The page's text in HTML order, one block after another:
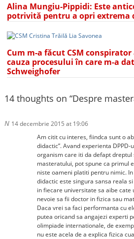
Alina Mungiu-Pippidi: Este
potrivită pentru a opri extrema
Cum m-a făcut CSM
cauza procesului în care m-a
Schweighofer
14 thoughts on “Despre
N 14 decembrie 2015 at 19:06
Am citit cu interes, fiindca sunt o
didactic”. Avand experienta
organism care iti da defapt dreptul
masteratului, pot spune ca primul
niste oameni platiti pentru nimic.
didactic este singura sansa reala
in fiecare universitate sa aibe cate
nevoie sa fii doctor in fizica sau
Daca vrei sa faci performanta cu
putea oricand sa angajezi experti
olimpiade internationale, de
nu este acela de a explica fizica